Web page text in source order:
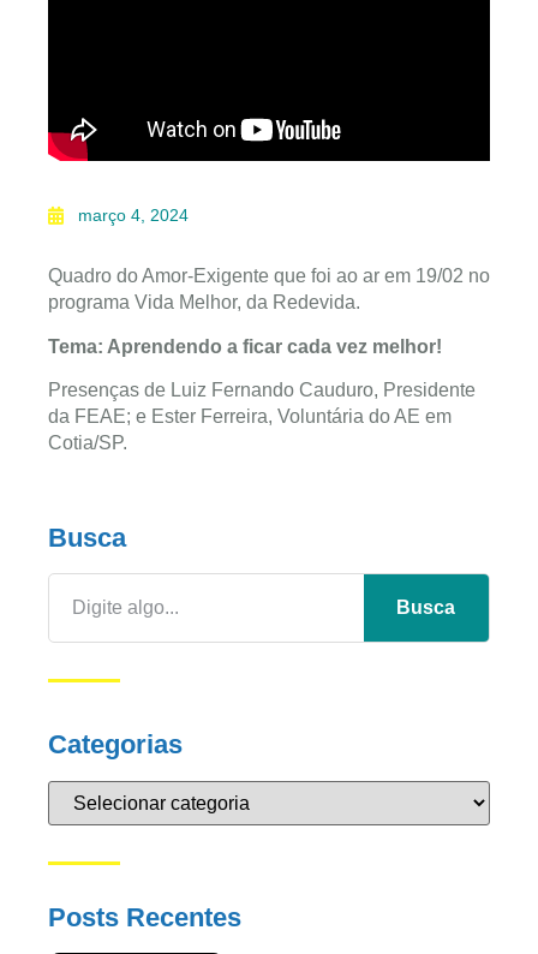
março 4, 2024
Quadro do Amor-Exigente que foi ao ar em 19/02 no
programa Vida Melhor, da Redevida.
Tema: Aprendendo a ficar cada vez melhor!
Presenças de Luiz Fernando Cauduro, Presidente
da FEAE; e Ester Ferreira, Voluntária do AE em
Cotia/SP.
Busca
Busca
Categorias
Posts Recentes